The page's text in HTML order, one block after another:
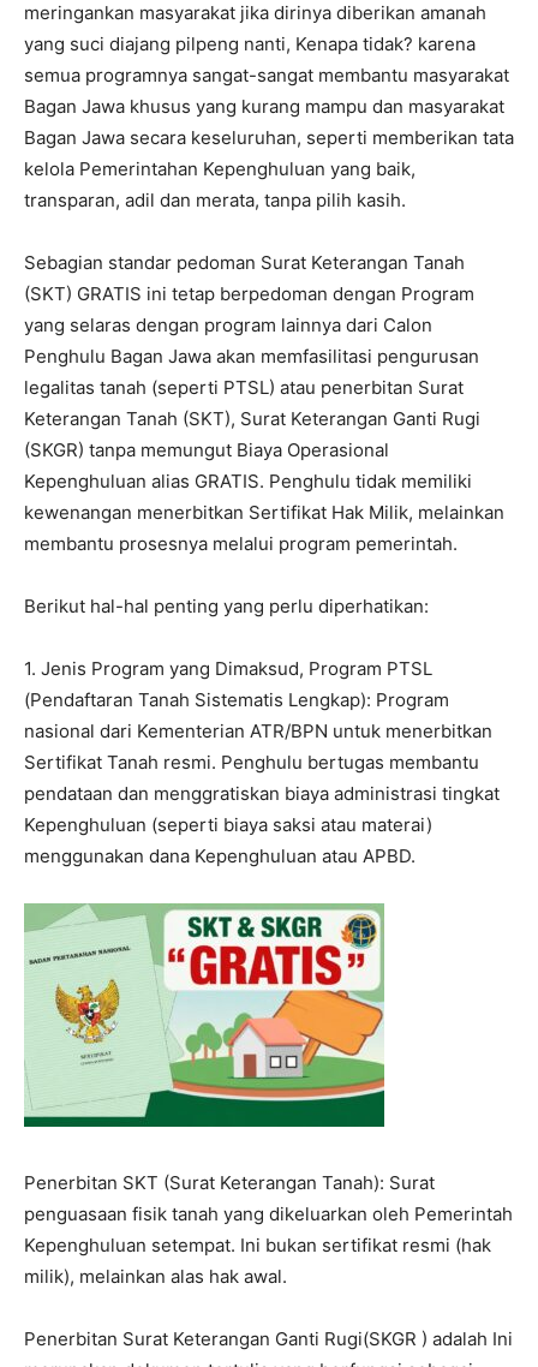
meringankan masyarakat jika dirinya diberikan amanah
yang suci diajang pilpeng nanti, Kenapa tidak? karena
semua programnya sangat-sangat membantu masyarakat
Bagan Jawa khusus yang kurang mampu dan masyarakat
Bagan Jawa secara keseluruhan, seperti memberikan tata
kelola Pemerintahan Kepenghuluan yang baik,
transparan, adil dan merata, tanpa pilih kasih.
Sebagian standar pedoman Surat Keterangan Tanah
(SKT) GRATIS ini tetap berpedoman dengan Program
yang selaras dengan program lainnya dari Calon
Penghulu Bagan Jawa akan memfasilitasi pengurusan
legalitas tanah (seperti PTSL) atau penerbitan Surat
Keterangan Tanah (SKT), Surat Keterangan Ganti Rugi
(SKGR) tanpa memungut Biaya Operasional
Kepenghuluan alias GRATIS. Penghulu tidak memiliki
kewenangan menerbitkan Sertifikat Hak Milik, melainkan
membantu prosesnya melalui program pemerintah.
Berikut hal-hal penting yang perlu diperhatikan:
1. Jenis Program yang Dimaksud, Program PTSL
(Pendaftaran Tanah Sistematis Lengkap): Program
nasional dari Kementerian ATR/BPN untuk menerbitkan
Sertifikat Tanah resmi. Penghulu bertugas membantu
pendataan dan menggratiskan biaya administrasi tingkat
Kepenghuluan (seperti biaya saksi atau materai)
menggunakan dana Kepenghuluan atau APBD.
Penerbitan SKT (Surat Keterangan Tanah): Surat
penguasaan fisik tanah yang dikeluarkan oleh Pemerintah
Kepenghuluan setempat. Ini bukan sertifikat resmi (hak
milik), melainkan alas hak awal.
Penerbitan Surat Keterangan Ganti Rugi(SKGR ) adalah Ini